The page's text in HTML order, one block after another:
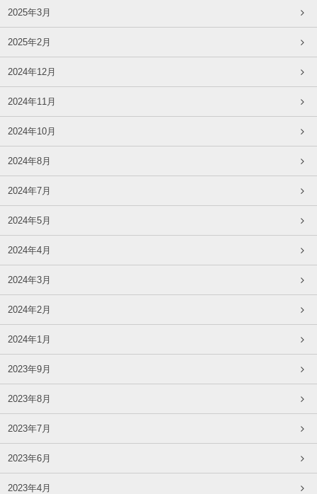
2025年3月
2025年2月
2024年12月
2024年11月
2024年10月
2024年8月
2024年7月
2024年5月
2024年4月
2024年3月
2024年2月
2024年1月
2023年9月
2023年8月
2023年7月
2023年6月
2023年4月